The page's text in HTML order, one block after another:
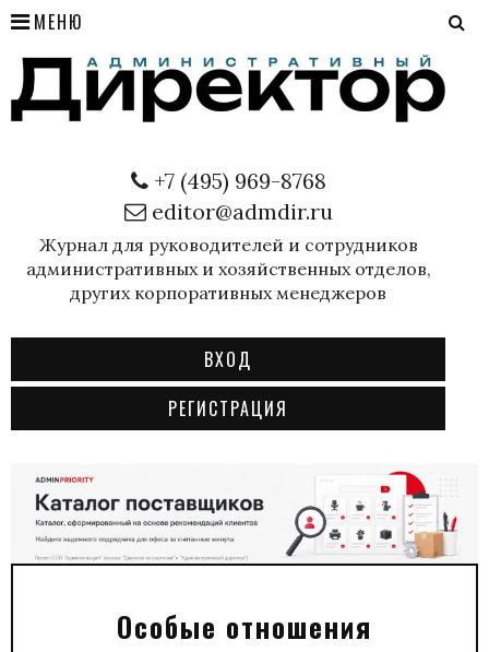
МЕНЮ
+7 (495) 969-8768
editor@admdir.ru
Журнал для руководителей и сотрудников
административных и хозяйственных отделов,
других корпоративных менеджеров
ВХОД
РЕГИСТРАЦИЯ
Особые отношения